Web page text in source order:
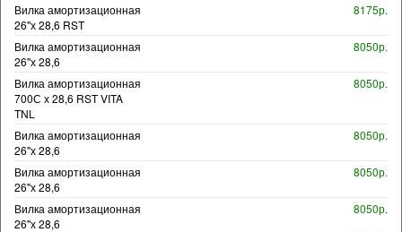
Вилка амортизационная
26"х 28,6 RST
8175р.
Вилка амортизационная
26"х 28,6
8050р.
Вилка амортизационная
700С х 28,6 RST VITA
TNL
8050р.
Вилка амортизационная
26"х 28,6
8050р.
Вилка амортизационная
26"х 28,6
8050р.
Вилка амортизационная
26"х 28,6
8050р.